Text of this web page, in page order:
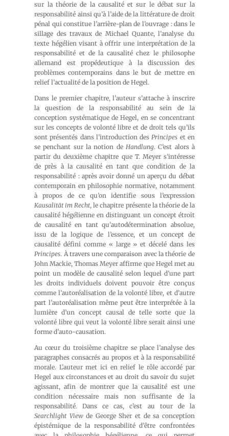
sur la théorie de la causalité et sur le débat sur la
responsabilité ainsi qu’à l’aide de la littérature de droit
pénal qui constitue l’arrière-plan de l’ouvrage : dans le
sillage des travaux de Michael Quante, l’analyse du
texte hégélien visant à offrir une interprétation de la
responsabilité et de la causalité chez le philosophe
allemand est propédeutique à la discussion des
problèmes contemporains dans le but de mettre en
relief l’actualité de la position de Hegel.
Dans le premier chapitre, l’auteur s’attache à inscrire
la question de la responsabilité au sein de la
conception systématique de Hegel, en se concentrant
sur les concepts de volonté libre et de droit tels qu’ils
sont présentés dans l’introduction desPrincipes et en
se penchant sur la notion de Handlung. C’est alors à
partir du deuxième chapitre que T. Meyer s’intéresse
de près à la causalité en tant que condition de la
responsabilité : après avoir donné un aperçu du débat
contemporain en philosophie normative, notamment
à propos de ce qu’on identifie sous l’expression
Kausalität im Recht, le chapitre présente la théorie de la
causalité hégélienne en distinguant un concept étroit
de causalité en tant qu’autodétermination absolue,
issu de la logique de l’essence, et un concept de
causalité défini comme « large » et décelé dans les
Principes. À travers une comparaison avec la théorie de
John Mackie, Thomas Meyer affirme que Hegel met au
point un modèle de causalité selon lequel d’une part
les droits individuels doivent pouvoir être conçus
comme l’autoréalisation de la volonté libre, et d’autre
part l’autoréalisation même peut être interprétée à la
lumière d’un concept causal de telle sorte que la
volonté libre qui veut la volonté libre serait ainsi une
forme d’auto-causation.
Au cœur du troisième chapitre se place l’analyse des
paragraphes consacrés au propos et à la responsabilité
morale. L’auteur met ici en relief le rôle accordé par
Hegel aux circonstances et au droit du savoir du sujet
agissant, afin de montrer que la causalité est une
condition nécessaire mais non suffisante de la
responsabilité. Dans ce cas, c’est au tour de la
Searchlight Viewde George Sher et de sa conception
épistémique de la responsabilité d’être confrontées